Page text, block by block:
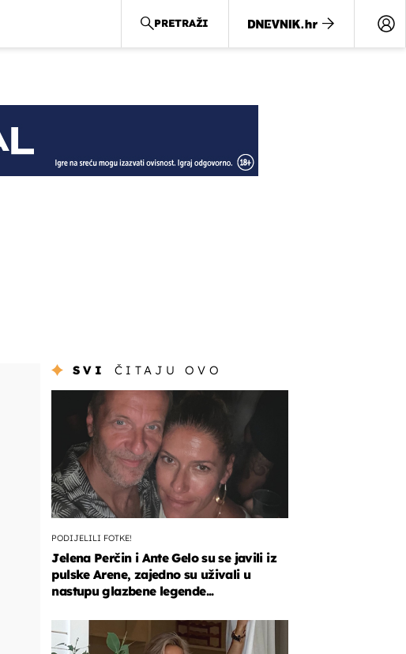
PRETRAŽI
SVI ČITAJU OVO
PODIJELILI FOTKE!
Jelena Perčin i Ante Gelo su se javili iz
pulske Arene, zajedno su uživali u
nastupu glazbene legende...